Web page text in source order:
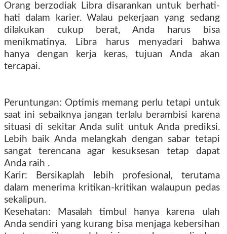
Orang berzodiak Libra disarankan untuk berhati-
hati dalam karier. Walau pekerjaan yang sedang
dilakukan cukup berat, Anda harus bisa
menikmatinya. Libra harus menyadari bahwa
hanya dengan kerja keras, tujuan Anda akan
tercapai.
Peruntungan: Optimis memang perlu tetapi untuk
saat ini sebaiknya jangan terlalu berambisi karena
situasi di sekitar Anda sulit untuk Anda prediksi.
Lebih baik Anda melangkah dengan sabar tetapi
sangat terencana agar kesuksesan tetap dapat
Anda raih .
Karir: Bersikaplah lebih profesional, terutama
dalam menerima kritikan-kritikan walaupun pedas
sekalipun.
Kesehatan: Masalah timbul hanya karena ulah
Anda sendiri yang kurang bisa menjaga kebersihan